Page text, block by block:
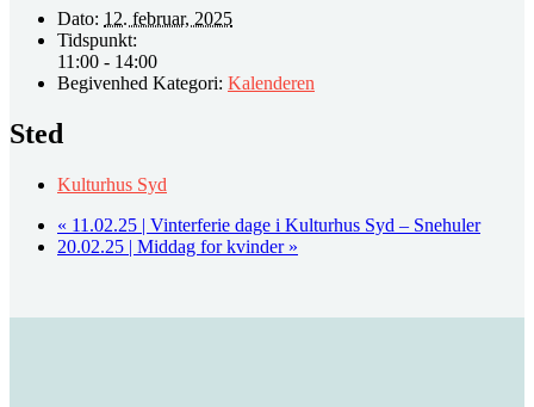
Dato: 12. februar, 2025
Tidspunkt:
11:00 - 14:00
Begivenhed Kategori: Kalenderen
Sted
Kulturhus Syd
« 11.02.25 | Vinterferie dage i Kulturhus Syd – Snehuler
20.02.25 | Middag for kvinder »